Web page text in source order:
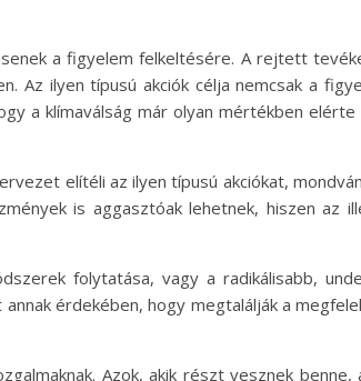
a figyelem felkeltésére. A rejtett
Az ilyen típusú akciók célja nemcsak a
a klímaválság már olyan mértékben
elítéli az ilyen típusú akciókat,
is aggasztóak lehetnek, hiszen az
folytatása, vagy a radikálisabb,
érdekében, hogy megtalálják a
Azok, akik részt vesznek